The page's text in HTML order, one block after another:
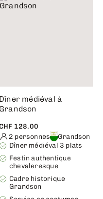
Dîner médiéval à
Grandson
128.00
2 personnes
Grandson
Dîner médiéval 3 plats
Festin authentique
chevaleresque
Cadre historique
Grandson